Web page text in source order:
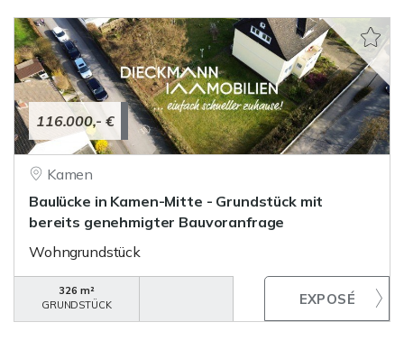
116.000,- €
Kamen
Baulücke in Kamen-Mitte - Grundstück mit
bereits genehmigter Bauvoranfrage
Wohngrundstück
326 m²
GRUNDSTÜCK